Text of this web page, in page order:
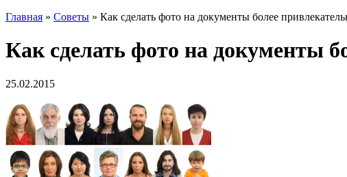
Главная » Советы » Как сделать фото на документы более
Как сделать фото на документы
25.02.2015